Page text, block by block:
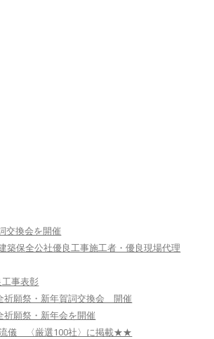
交換会を開催
築保全公社優良工事施工者・優良現場代理
事表彰
願祭・新年賀詞交換会 開催
願祭・新年会を開催
儀 〈厳選100社〉に掲載★★